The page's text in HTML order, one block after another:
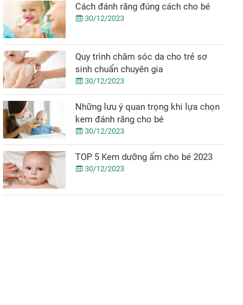
Cách đánh răng đúng cách cho bé
30/12/2023
Quy trình chăm sóc da cho trẻ sơ
sinh chuẩn chuyên gia
30/12/2023
Những lưu ý quan trọng khi lựa chọn
kem đánh răng cho bé
30/12/2023
TOP 5 Kem dưỡng ẩm cho bé 2023
30/12/2023